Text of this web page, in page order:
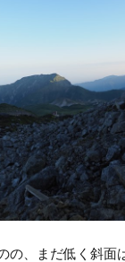
の、まだ低く斜面